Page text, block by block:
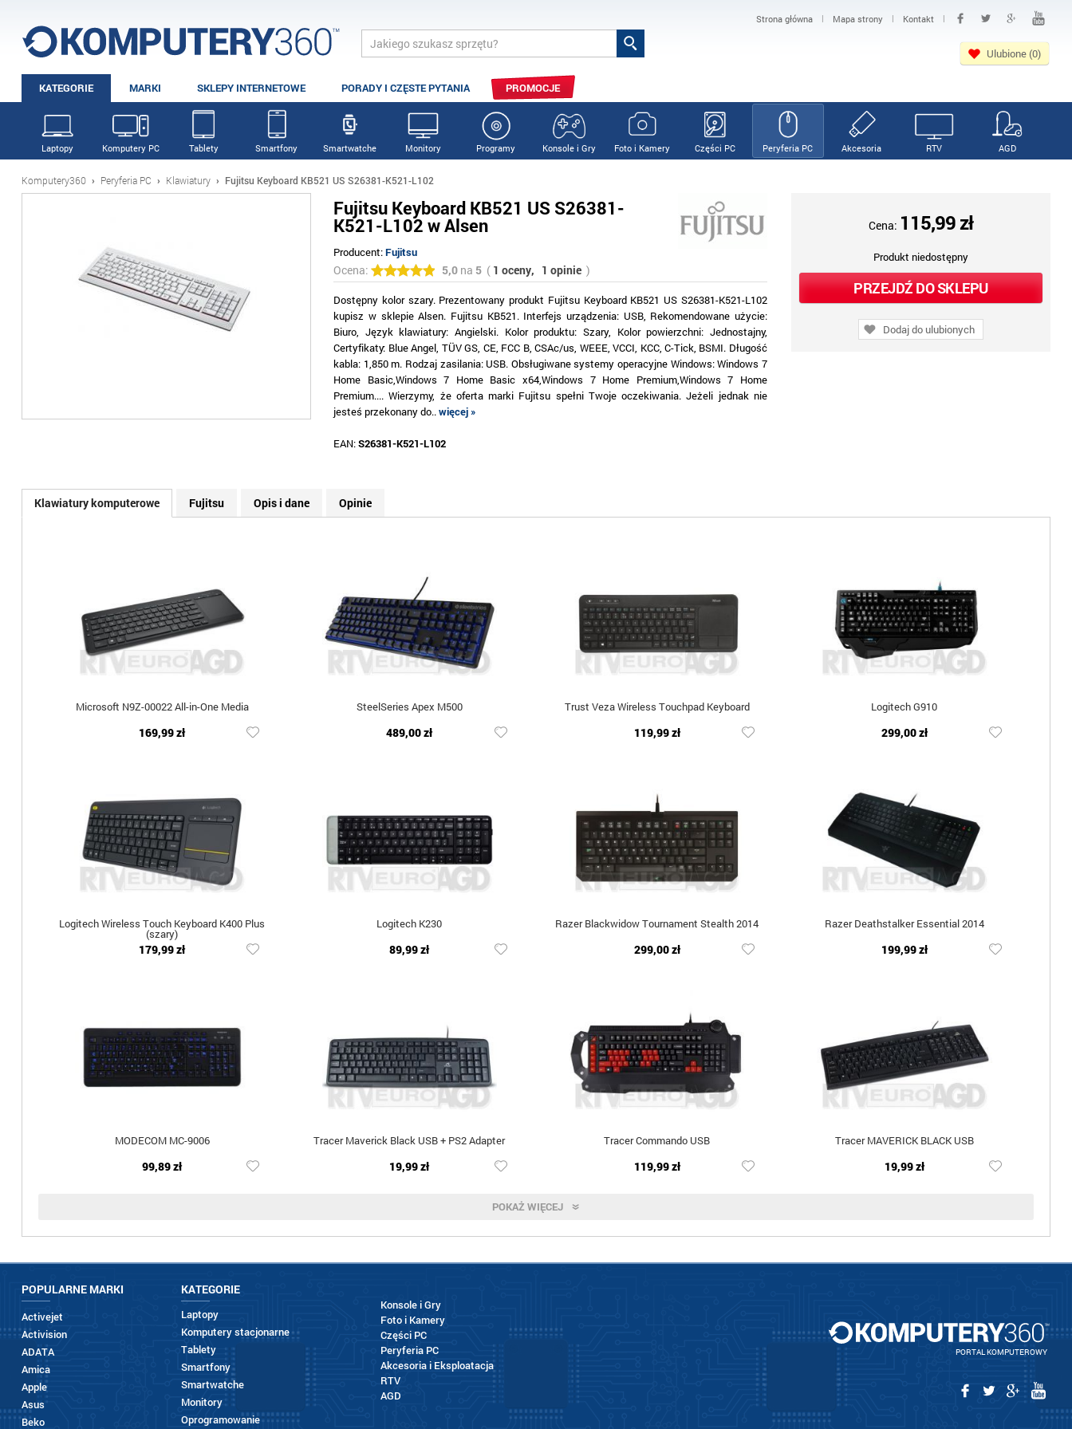
Strona główna | Mapa strony | Kontakt |
Ulubione (0)
KATEGORIE MARKI SKLEPY INTERNETOWE PORADY I CZĘSTE PYTANIA PROMOCJE
Laptopy Komputery PC Tablety Smartfony Smartwatche Monitory Programy Konsole i Gry Foto i Kamery Części PC Peryferia PC Akcesoria RTV AGD
Komputery360 › Peryferia PC › Klawiatury › Fujitsu Keyboard KB521 US S26381-K521-L102
Fujitsu Keyboard KB521 US S26381-
K521-L102 w Alsen
Producent:Fujitsu
Ocena: 5,0 na 5 ( 1 oceny, 1 opinie )
Dostępny kolor szary. Prezentowany produkt Fujitsu Keyboard KB521 US S26381-K521-L102
kupisz w sklepie Alsen. Fujitsu KB521. Interfejs urządzenia: USB, Rekomendowane użycie:
Biuro, Język klawiatury: Angielski. Kolor produktu: Szary, Kolor powierzchni: Jednostajny,
Certyfikaty: Blue Angel, TÜV GS, CE, FCC B, CSAc/us, WEEE, VCCI, KCC, C-Tick, BSMI. Długość
kabla: 1,850 m. Rodzaj zasilania: USB. Obsługiwane systemy operacyjne Windows: Windows 7
Home Basic,Windows 7 Home Basic x64,Windows 7 Home Premium,Windows 7 Home
Premium.... Wierzymy, że oferta marki Fujitsu spełni Twoje oczekiwania. Jeżeli jednak nie
jesteś przekonany do..więcej »
EAN:S26381-K521-L102
Cena: 115,99 zł
Produkt niedostępny
PRZEJDŹ DO SKLEPU
Dodaj do ulubionych
Klawiatury komputerowe Fujitsu Opis i dane Opinie
Microsoft N9Z-00022 All-in-One Media
169,99 zł
SteelSeries Apex M500
489,00 zł
Trust Veza Wireless Touchpad Keyboard
119,99 zł
Logitech G910
299,00 zł
Logitech Wireless Touch Keyboard K400 Plus
(szary)
179,99 zł
Logitech K230
89,99 zł
Razer Blackwidow Tournament Stealth 2014
299,00 zł
Razer Deathstalker Essential 2014
199,99 zł
MODECOM MC-9006
99,89 zł
Tracer Maverick Black USB + PS2 Adapter
19,99 zł
Tracer Commando USB
119,99 zł
Tracer MAVERICK BLACK USB
19,99 zł
POKAŻ WIĘCEJ
POPULARNE MARKI
Activejet
Activision
ADATA
Amica
Apple
Asus
Beko
KATEGORIE
Laptopy
Komputery stacjonarne
Tablety
Smartfony
Smartwatche
Monitory
Oprogramowanie
Konsole i Gry
Foto i Kamery
Części PC
Peryferia PC
Akcesoria i Eksploatacja
RTV
AGD
PORTAL KOMPUTEROWY